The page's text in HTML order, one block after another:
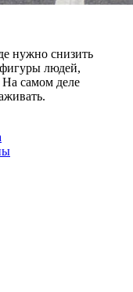
нужно снизить
людей,
На самом деле